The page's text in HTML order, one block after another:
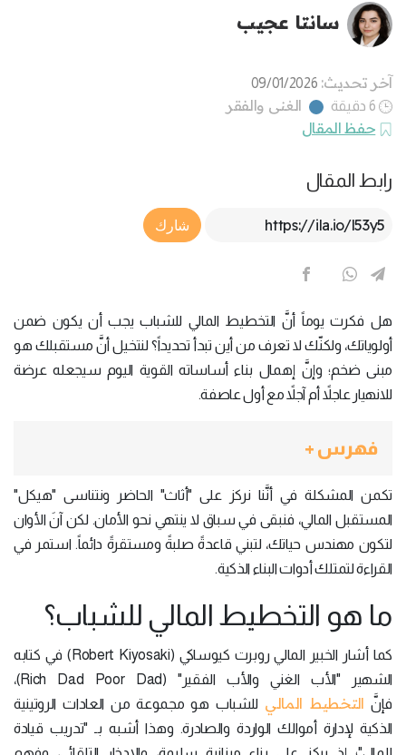
سانتا عجيب
آخر تحديث: 09/01/2026
6 دقيقة
الغنى والفقر
حفظ المقال
رابط المقال
Article Link
شارك
هل فكرت يوماً أنَّ التخطيط المالي للشباب يجب أن يكون ضمن
أولوياتك، ولكنّك لا تعرف من أين تبدأ تحديداً؟ لنتخيل أنَّ مستقبلك هو
مبنى ضخم؛ وإنَّ إهمال بناء أساساته القوية اليوم سيجعله عرضة
للانهيار عاجلاً أم آجلاً مع أول عاصفة.
فهرس +
تكمن المشكلة في أنَّنا نركز على "أثاث" الحاضر ونتناسى "هيكل"
المستقبل المالي، فنبقى في سباق لا ينتهي نحو الأمان. لكن آنَ الأوان
لتكون مهندس حياتك، لتبني قاعدةً صلبةً ومستقرةً دائماً. استمر في
القراءة لتمتلك أدوات البناء الذكية.
ما هو التخطيط المالي للشباب؟
كما أشار الخبير المالي روبرت كيوساكي (Robert Kiyosaki) في كتابه
الشهير "الأب الغني والأب الفقير" (Rich Dad Poor Dad)،
فإنَّ التخطيط المالي للشباب هو مجموعة من العادات الروتينية
الذكية لإدارة أموالك الواردة والصادرة. وهذا أشبه بـ "تدريب قيادة